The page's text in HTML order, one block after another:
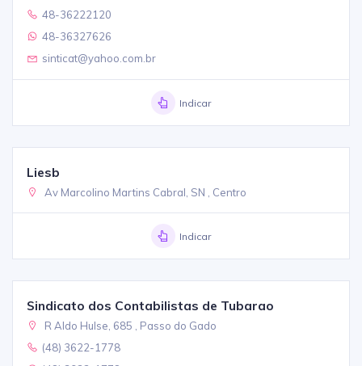
48-36222120
48-36327626
sinticat@yahoo.com.br
Indicar
Liesb
Av Marcolino Martins Cabral, SN , Centro
Indicar
Sindicato dos Contabilistas de Tubarao
R Aldo Hulse, 685 , Passo do Gado
(48) 3622-1778